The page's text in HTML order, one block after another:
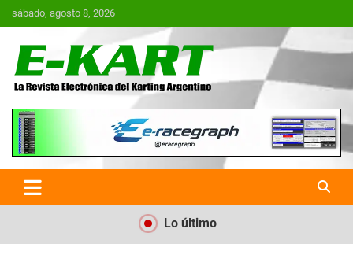
Saltar
al
sábado, agosto 8, 2026
E-Kart.com.ar | La Revista
Electrónica del Karting en
Argentina
Lo último